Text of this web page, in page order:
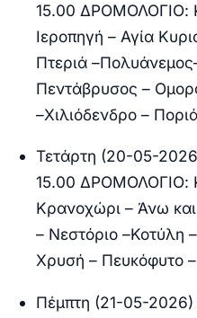
15.00 ΔΡΟΜΟΛΟΓΙΟ:
Ιεροπηγή – Αγία
Πτεριά
Πεντάβρυσος –
–Χιλιόδενδρο –
Τετάρτη (20-05-
15.00 ΔΡΟΜΟΛΟΓΙΟ:
Κρανοχώρι – Άνω
– Νεστόριο –Κοτύλη
Χρυσή – Πευκόφυτο
Πέμπτη (21-05-